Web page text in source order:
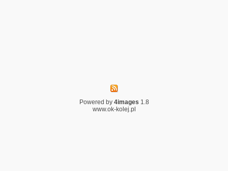
Powered by 4images 1.8
www.ok-kolej.pl